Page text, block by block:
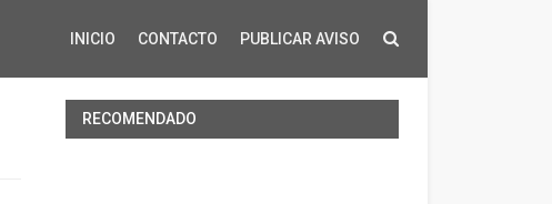
INICIO CONTACTO PUBLICAR AVISO
RECOMENDADO